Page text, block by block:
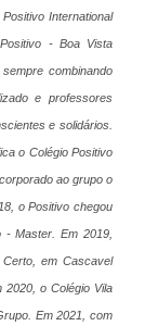
International
- Boa Vista
combinando
e professores
e solidários.
o Colégio Positivo
ao grupo o
o Positivo chegou
Master. Em 2019,
em Cascavel
2020, o Colégio Vila
Em 2021, com